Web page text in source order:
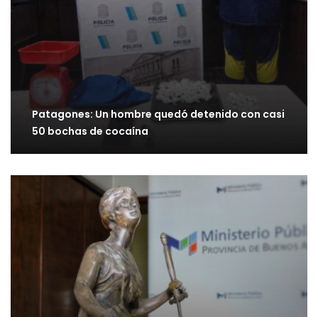
Patagones: Un hombre quedó detenido con casi
50 bochas de cocaína